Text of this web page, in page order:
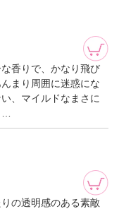
香りで、かなり飛び
まり周囲に迷惑にな
、マイルドなまさに
の透明感のある素敵